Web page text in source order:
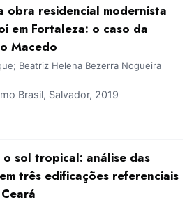
obra residencial modernista
em Fortaleza: o caso da
Macedo
Beatriz Helena Bezerra Nogueira
Brasil, Salvador, 2019
o sol tropical: análise das
três edificações referenciais